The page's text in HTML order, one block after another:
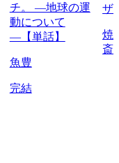
チ。 ―地球の運
動について
―【単話】
魚豊
完結
ザ
焼
斎